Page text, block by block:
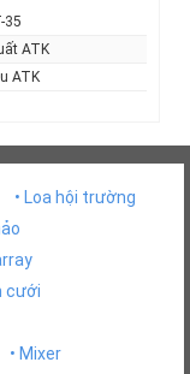
35
ATK
ATK
• Loa hội trường
cưới
• Mixer